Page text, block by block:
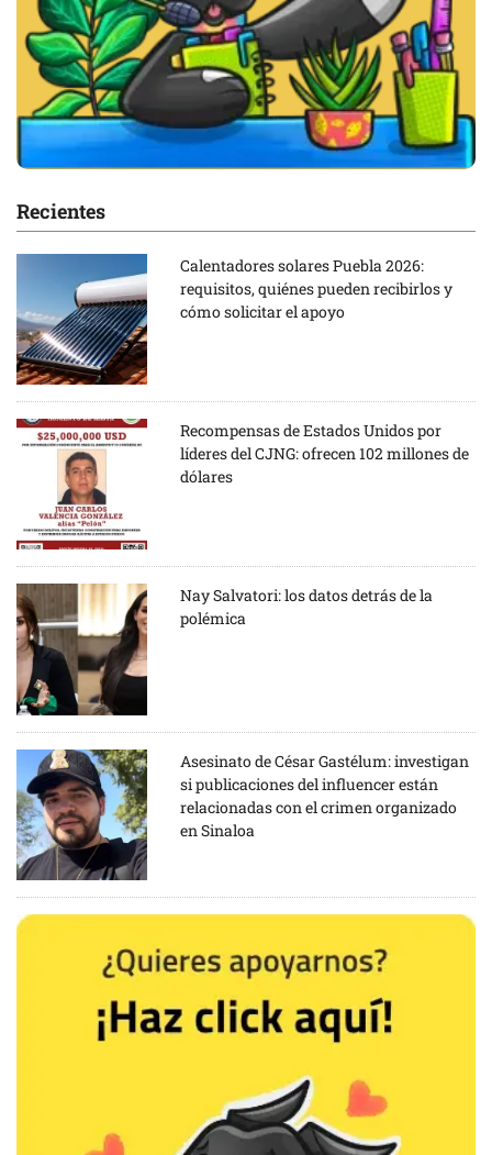
Recientes
Calentadores solares Puebla 2026:
requisitos, quiénes pueden recibirlos y
cómo solicitar el apoyo
Recompensas de Estados Unidos por
líderes del CJNG: ofrecen 102 millones de
dólares
Nay Salvatori: los datos detrás de la
polémica
Asesinato de César Gastélum: investigan
si publicaciones del influencer están
relacionadas con el crimen organizado
en Sinaloa